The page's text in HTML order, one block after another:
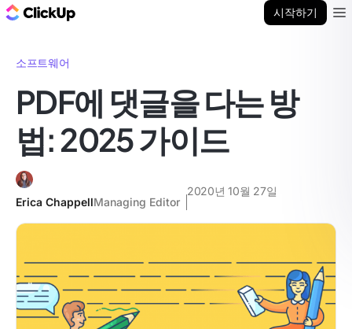
시작하기
소프트웨어
PDF에 댓글을 다는 방
법: 2025 가이드
Erica ChappellManaging Editor
2020년 10월 27일